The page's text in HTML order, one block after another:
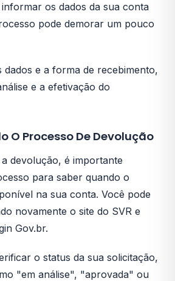
os dados da sua conta
pode demorar um pouco
e a forma de recebimento,
e a efetivação do
O Processo De Devolução
devolução, é importante
para saber quando o
na sua conta. Você pode
novamente o site do SVR e
Gov.br.
o status da sua solicitação,
"em análise", "aprovada" ou